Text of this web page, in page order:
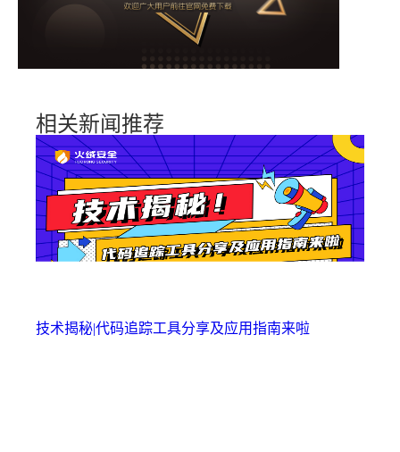
相关新闻推荐
技术揭秘|代码追踪工具分享及应用指南来啦